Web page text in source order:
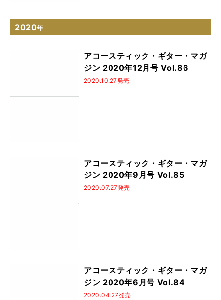
2020年
アコースティック・ギター・マガ
ジン 2020年12月号 Vol.86
2020.10.27発売
アコースティック・ギター・マガ
ジン 2020年9月号 Vol.85
2020.07.27発売
アコースティック・ギター・マガ
ジン 2020年6月号 Vol.84
2020.04.27発売